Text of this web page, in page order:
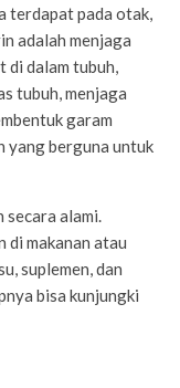
terdapat pada otak,
adalah menjaga
di dalam tubuh,
tubuh, menjaga
garam
yang berguna untuk
secara alami.
di makanan atau
suplemen, dan
bisa kunjungki